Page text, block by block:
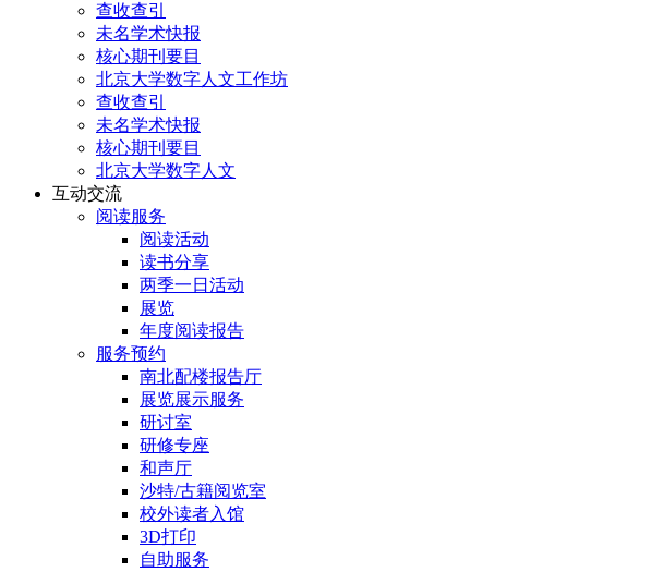
查收查引
未名学术快报
核心期刊要目
北京大学数字人文工作坊
查收查引
未名学术快报
核心期刊要目
北京大学数字人文
互动交流
阅读服务
阅读活动
读书分享
两季一日活动
展览
年度阅读报告
服务预约
南北配楼报告厅
展览展示服务
研讨室
研修专座
和声厅
沙特/古籍阅览室
校外读者入馆
3D打印
自助服务